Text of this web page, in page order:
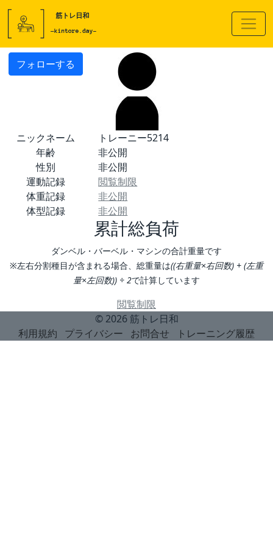
フォローする
ニックネーム
トレーニー5214
年齢
非公開
性別
非公開
運動記録
閲覧制限
体重記録
非公開
体型記録
非公開
累計総負荷
ダンベル・バーベル・マシンの合計重量です
※左右分割種目が含まれる場合、総重量は((右重量×右回数) + (左重
量×左回数)) ÷ 2で計算しています
閲覧制限
© 2026 筋トレ日和
利用規約
プライバシー お問合せ トレーニング履歴